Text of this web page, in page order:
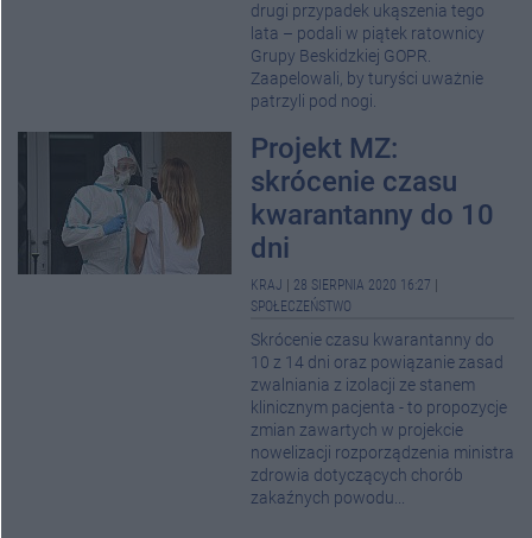
drugi przypadek ukąszenia tego
lata – podali w piątek ratownicy
Grupy Beskidzkiej GOPR.
Zaapelowali, by turyści uważnie
patrzyli pod nogi.
Projekt MZ:
skrócenie czasu
kwarantanny do 10
dni
KRAJ 28 SIERPNIA 2020 16:27
SPOŁECZEŃSTWO
Skrócenie czasu kwarantanny do
10 z 14 dni oraz powiązanie zasad
zwalniania z izolacji ze stanem
klinicznym pacjenta - to propozycje
zmian zawartych w projekcie
nowelizacji rozporządzenia ministra
zdrowia dotyczących chorób
zakaźnych powodu...